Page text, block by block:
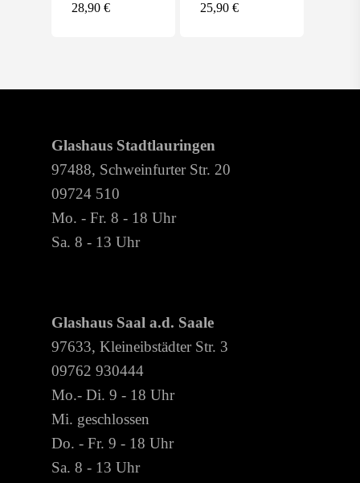
28,90 € 25,90 €
Glashaus Stadtlauringen
97488, Schweinfurter Str. 20
09724 510
Mo. - Fr. 8 - 18 Uhr
Sa. 8 - 13 Uhr
Glashaus Saal a.d. Saale
97633, Kleineibstädter Str. 3
09762 930444
Mo.- Di. 9 - 18 Uhr
Mi. geschlossen
Do. - Fr. 9 - 18 Uhr
Sa. 8 - 13 Uhr